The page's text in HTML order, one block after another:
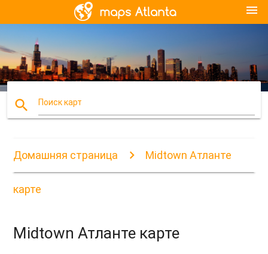
menu
search Поиск карт
Домашняя страница Midtown Атланте
карте
Midtown Атланте карте